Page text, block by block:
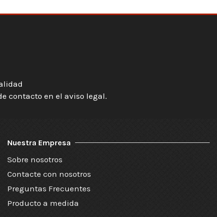
contacto en el aviso legal.
Nuestra Empresa
Sobre nosotros
Contacte con nosotros
Preguntas Frecuentes
Producto a medida